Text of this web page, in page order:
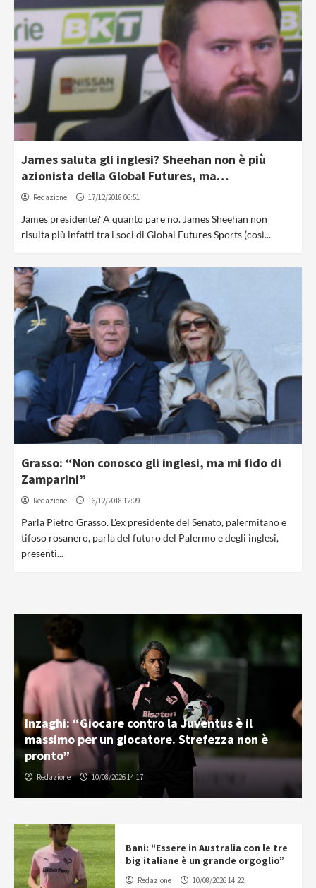
James saluta gli inglesi? Sheehan non è più
azionista della Global Futures, ma…
Redazione 17/12/2018 06:51
James presidente? A quanto pare no. James Sheehan non
risulta più infatti tra i soci di Global Futures Sports (così...
Grasso: “Non conosco gli inglesi, ma mi fido di
Zamparini”
Redazione 16/12/2018 12:09
Parla Pietro Grasso. L'ex presidente del Senato, palermitano e
tifoso rosanero, parla del futuro del Palermo e degli inglesi,
presenti...
Inzaghi: “Giocare contro la Juventus è il
massimo per un giocatore. Strefezza non è
pronto”
Redazione 10/08/2026 14:17
Bani: “Essere in Australia con le tre
big italiane è un grande orgoglio”
Redazione 10/08/2026 14:22